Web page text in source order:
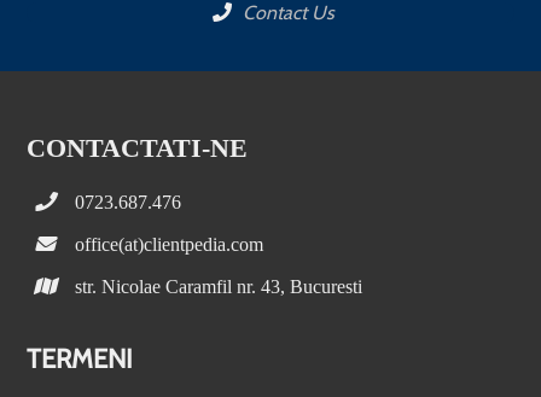
Contact Us
CONTACTATI-NE
0723.687.476
office(at)clientpedia.com
str. Nicolae Caramfil nr. 43, Bucuresti
TERMENI